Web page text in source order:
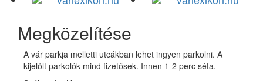
Megközelítése
A vár parkja melletti utcákban lehet ingyen parkolni. A
kijelölt parkolók mind fizetősek. Innen 1-2 perc séta.